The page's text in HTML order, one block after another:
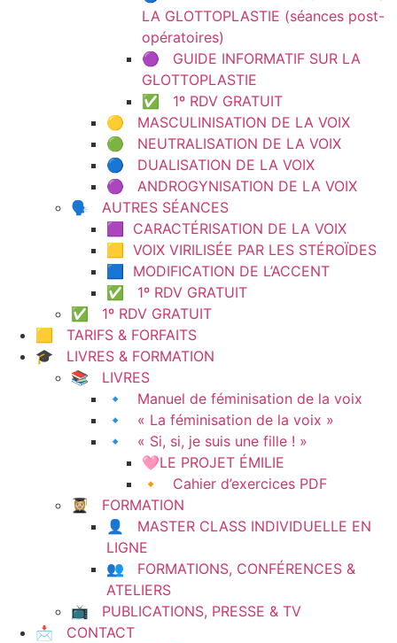
LA GLOTTOPLASTIE (séances post-
opératoires)
🟣 GUIDE INFORMATIF SUR LA
GLOTTOPLASTIE
✅ 1º RDV GRATUIT
🟡 MASCULINISATION DE LA VOIX
🟢 NEUTRALISATION DE LA VOIX
🔵 DUALISATION DE LA VOIX
🟣 ANDROGYNISATION DE LA VOIX
🗣️ AUTRES SÉANCES
🟪 CARACTÉRISATION DE LA VOIX
🟨 VOIX VIRILISÉE PAR LES STÉROÏDES
🟦 MODIFICATION DE L’ACCENT
✅ 1º RDV GRATUIT
✅ 1º RDV GRATUIT
🟨 TARIFS & FORFAITS
🎓 LIVRES & FORMATION
📚 LIVRES
🔹 Manuel de féminisation de la voix
🔹 « La féminisation de la voix »
🔹 « Si, si, je suis une fille ! »
🩷LE PROJET ÉMILIE
🔸 Cahier d’exercices PDF
👩🏼‍🎓 FORMATION
👤 MASTER CLASS INDIVIDUELLE EN
LIGNE
👥 FORMATIONS, CONFÉRENCES &
ATELIERS
📺 PUBLICATIONS, PRESSE & TV
📩 CONTACT